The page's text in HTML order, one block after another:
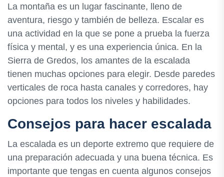
La montaña es un lugar fascinante, lleno de
aventura, riesgo y también de belleza. Escalar es
una actividad en la que se pone a prueba la fuerza
física y mental, y es una experiencia única. En la
Sierra de Gredos, los amantes de la escalada
tienen muchas opciones para elegir. Desde paredes
verticales de roca hasta canales y corredores, hay
opciones para todos los niveles y habilidades.
Consejos para hacer escalada
La escalada es un deporte extremo que requiere de
una preparación adecuada y una buena técnica. Es
importante que tengas en cuenta algunos consejos